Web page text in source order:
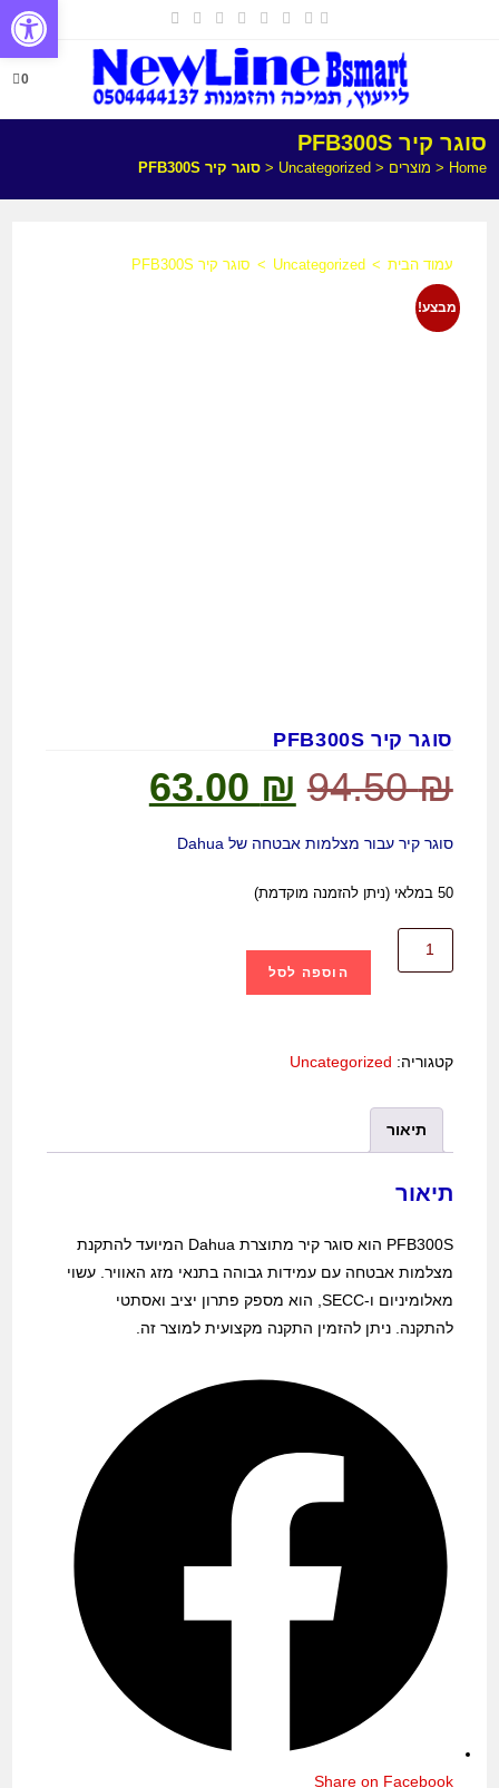
0
סוגר קיר PFB300S
Home
< מוצרים <
Uncategorized
<סוגר קיר PFB300S
עמוד הבית >
Uncategorized
> סוגר קיר PFB300S
מבצע!
סוגר קיר PFB300S
94.50₪
63.00 ₪
סוגר קיר עבור מצלמות אבטחה של Dahua
50 במלאי (ניתן להזמנה מוקדמת)
הוספה לסל
קטגוריה: Uncategorized
תיאור
תיאור
PFB300S הוא סוגר קיר מתוצרת Dahua המיועד להתקנת
מצלמות אבטחה עם עמידות גבוהה בתנאי מזג האוויר. עשוי
מאלומיניום ו-SECC, הוא מספק פתרון יציב ואסתטי
להתקנה. ניתן להזמין התקנה מקצועית למוצר זה.
Share on Facebook